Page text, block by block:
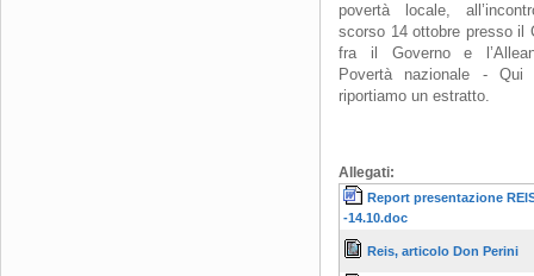
povertà locale,
scorso 14 ottobre presso il
fra il Governo e
Povertà nazionale -
riportiamo un estratto.
Allegati:
Report presentazione
-14.10.doc
Reis, articolo Don Perini